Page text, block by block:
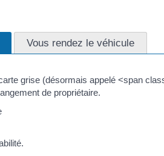
Vous rendez le véhicule
grise (désormais appelé <span
de propriétaire.